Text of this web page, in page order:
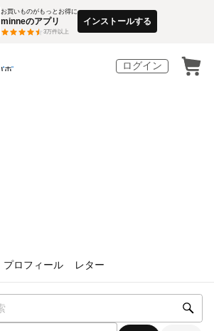
お買いものがもっとお得に
minneのアプリ
3万件以上
インストールする
ログイン
プロフィール レター